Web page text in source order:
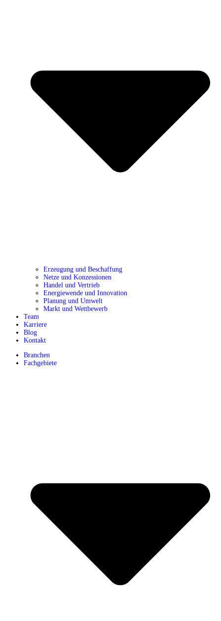
Erzeugung und Beschaffung
Netze und Konzessionen
Handel und Vertrieb
Energiewende und Innovation
Planung und Umwelt
Markt und Wettbewerb
Team
Karriere
Blog
Kontakt
Branchen
Fachgebiete